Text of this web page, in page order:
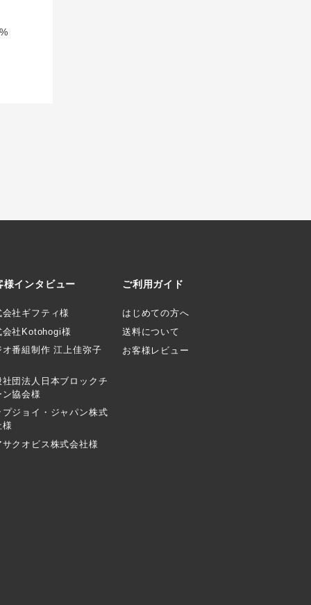
様インタビュー
会社ギフティ様
会社Kotohogi様
オ番組制作 江上佳弥子
社団法人日本ブロックチ
ン協会様
プジョイ・ジャパン株式
様
サクオビス株式会社様
ご利用ガイド
はじめての方へ
送料について
お客様レビュー